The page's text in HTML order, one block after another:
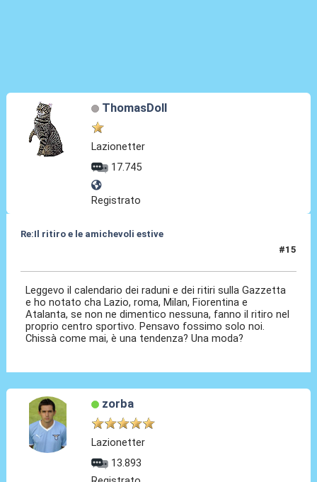
ThomasDoll
Lazionetter
17.745
Registrato
Re:Il ritiro e le amichevoli estive
#15
Leggevo il calendario dei raduni e dei ritiri sulla Gazzetta
e ho notato cha Lazio, roma, Milan, Fiorentina e
Atalanta, se non ne dimentico nessuna, fanno il ritiro nel
proprio centro sportivo. Pensavo fossimo solo noi.
Chissà come mai, è una tendenza? Una moda?
zorba
Lazionetter
13.893